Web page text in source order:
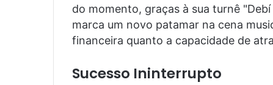
do momento, graças à sua turnê
marca um novo patamar na cena
financeira quanto a capacidade de
Sucesso Ininterrupto